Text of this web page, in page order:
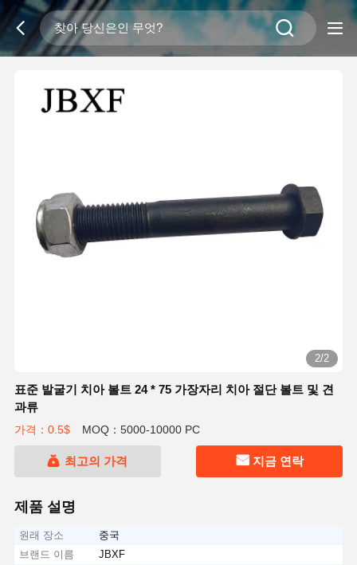
2/2
표준 발굴기 치아 볼트 24 * 75 가장자리 치아 절단 볼트 및 견
과류
가격：0.5$ MOQ：5000-10000 PC
최고의 가격 지금 연락
제품 설명
원래 장소
중국
브랜드 이름
JBXF